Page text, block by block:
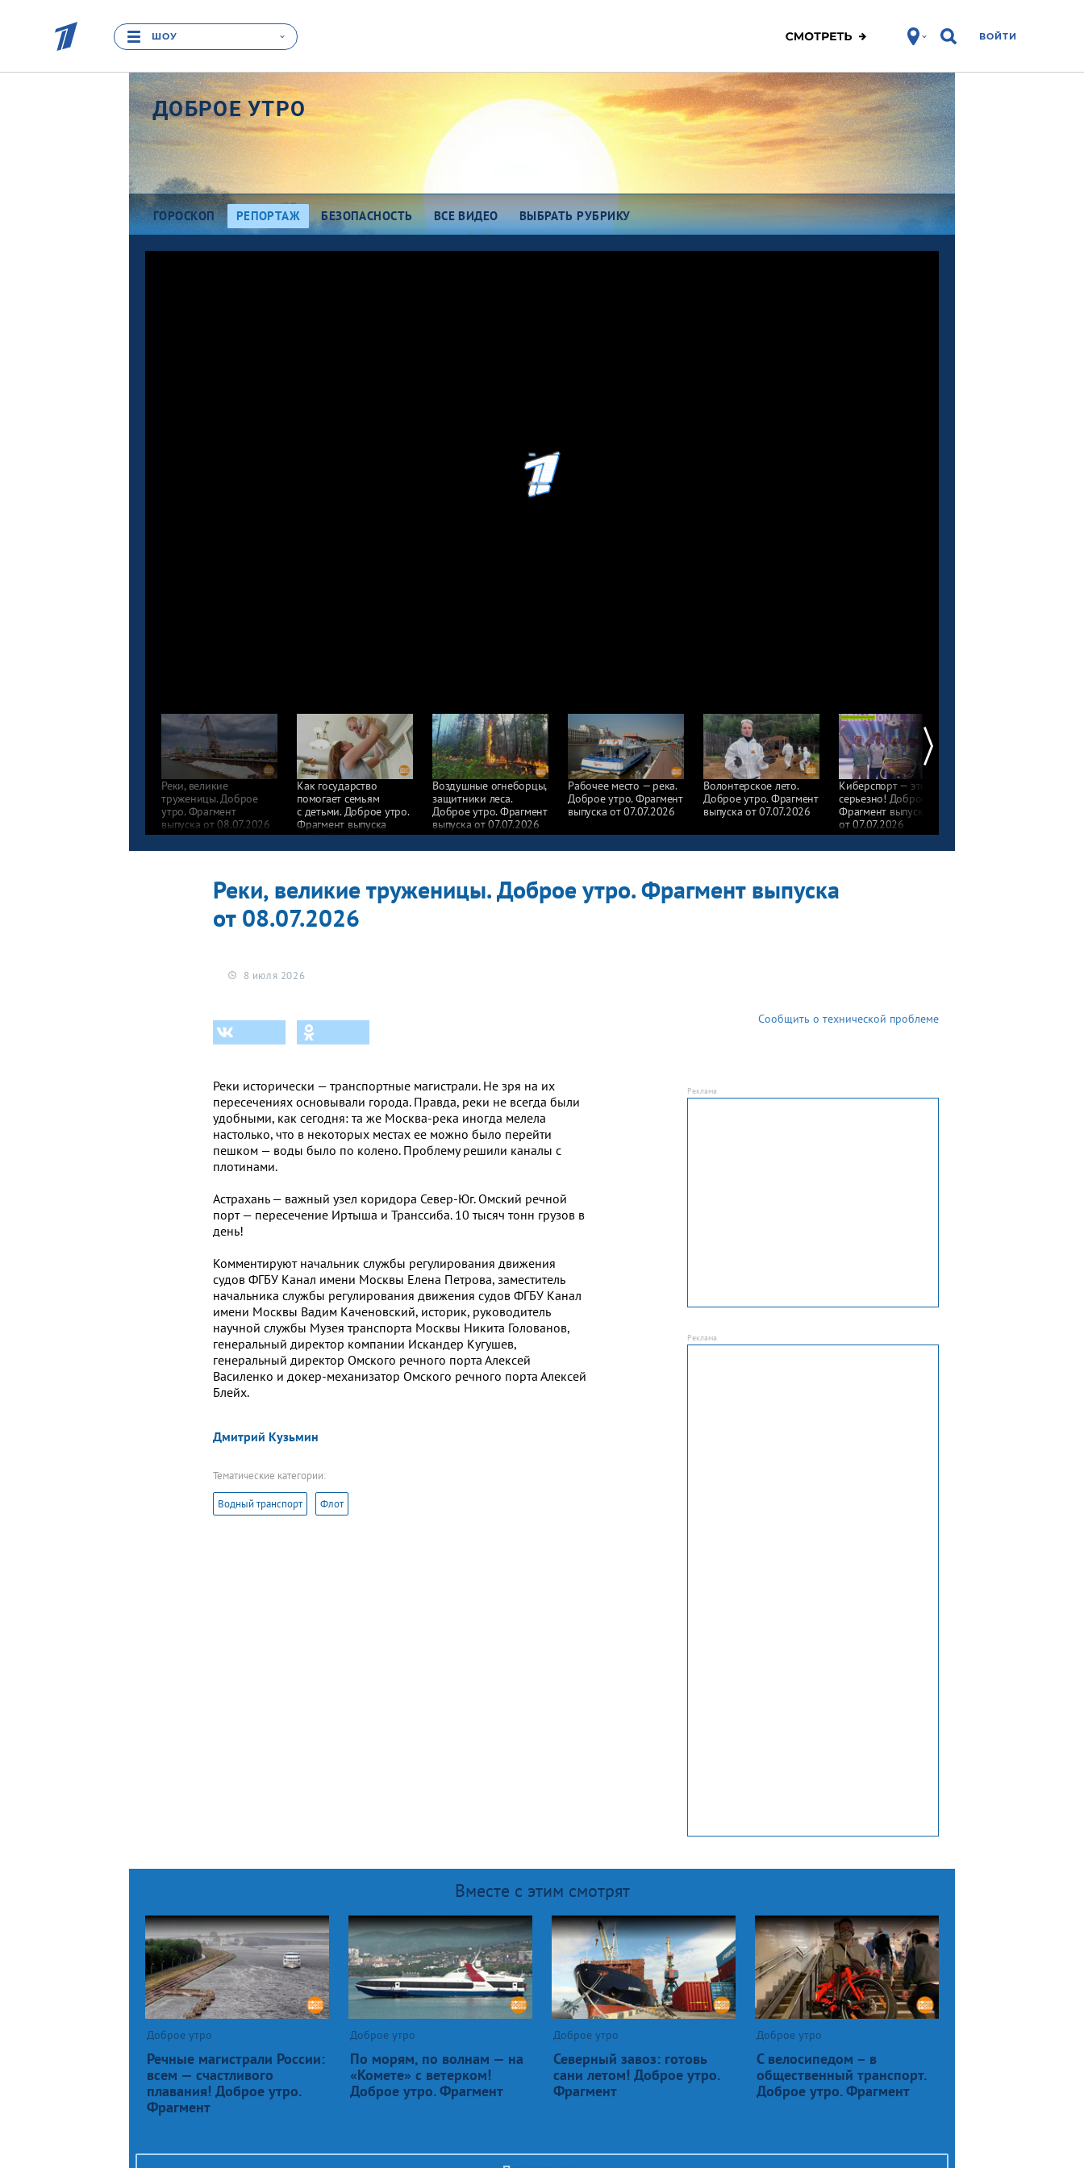
ШОУ ВОЙТИ
ДОБРОЕ УТРО
ГОРОСКОП РЕПОРТАЖ БЕЗОПАСНОСТЬ ВСЕ ВИДЕО ВЫБРАТЬ РУБРИКУ
Реки, великие
труженицы. Доброе
утро. Фрагмент
выпуска от 08.07.2026
Как государство
помогает семьям
с детьми. Доброе утро.
Фрагмент выпуска
от 08.07.2026
Воздушные огнеборцы,
защитники леса.
Доброе утро. Фрагмент
выпуска от 07.07.2026
Рабочее место — река.
Доброе утро. Фрагмент
выпуска от 07.07.2026
Волонтерское лето.
Доброе утро. Фрагмент
выпуска от 07.07.2026
Киберспорт — это
серьезно! Доброе утро.
Фрагмент выпуска
от 07.07.2026
Реки, великие труженицы. Доброе утро. Фрагмент выпуска
от 08.07.2026
8 июля 2026
Сообщить о технической проблеме
Реки исторически — транспортные магистрали. Не зря на их
пересечениях основывали города. Правда, реки не всегда были
удобными, как сегодня: та же Москва-река иногда мелела
настолько, что в некоторых местах ее можно было перейти
пешком — воды было по колено. Проблему решили каналы с
плотинами.
Астрахань — важный узел коридора Север-Юг. Омский речной
порт — пересечение Иртыша и Транссиба. 10 тысяч тонн грузов в
день!
Комментируют начальник службы регулирования движения
судов ФГБУ Канал имени Москвы Елена Петрова, заместитель
начальника службы регулирования движения судов ФГБУ Канал
имени Москвы Вадим Каченовский, историк, руководитель
научной службы Музея транспорта Москвы Никита Голованов,
генеральный директор компании Искандер Кугушев,
генеральный директор Омского речного порта Алексей
Василенко и докер-механизатор Омского речного порта Алексей
Блейх.
Дмитрий Кузьмин
Тематические категории:
Водный транспорт Флот
Вместе с этим смотрят
Доброе утро
Речные магистрали России:
всем — счастливого
плавания! Доброе утро.
Фрагмент
Доброе утро
По морям, по волнам — на
«Комете» с ветерком!
Доброе утро. Фрагмент
Доброе утро
Северный завоз: готовь
сани летом! Доброе утро.
Фрагмент
Доброе утро
С велосипедом – в
общественный транспорт.
Доброе утро. Фрагмент